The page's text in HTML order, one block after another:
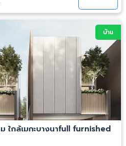
บ้าน
ใกล้เมกะบางนา​full furnished